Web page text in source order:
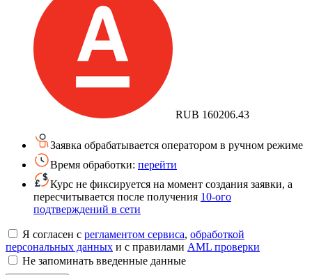
RUB 160206.43
Заявка обрабатывается оператором в ручном режиме
Время обработки: перейти
Курс не фиксируется на момент создания заявки, а
пересчитывается после получения 10-ого
подтверждений в сети
Я согласен с регламентом сервиса, обработкой
персональных данных и с правилами AML проверки
Не запоминать введенные данные